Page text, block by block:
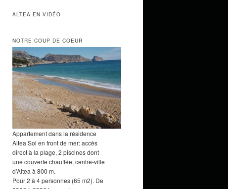
ALTEA EN VIDÉO
NOTRE COUP DE COEUR
Appartement dans la résidence
Altea Sol en front de mer: accès
direct à la plage, 2 piscines dont
une couverte chauffée, centre-ville
d'Altea à 800 m.
Pour 2 à 4 personnes (65 m2). De